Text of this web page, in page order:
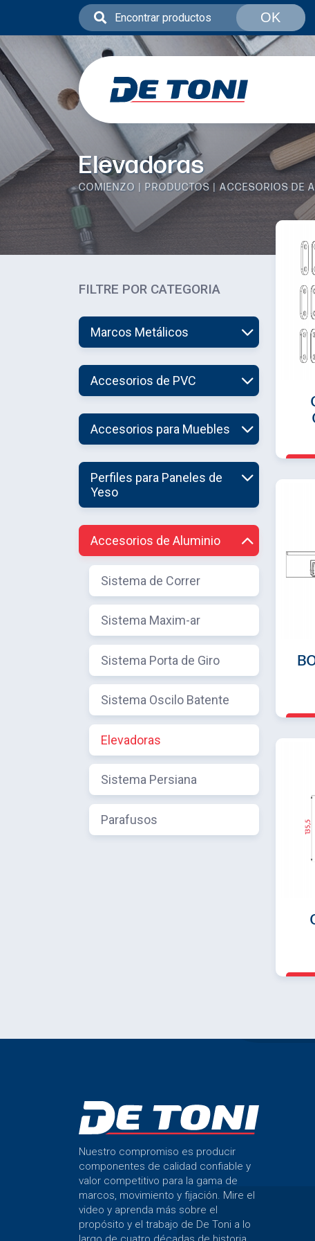
OK
Elevadoras
COMIENZO PRODUCTOS ACCESORIOS DE
FILTRE POR CATEGORIA
Marcos Metálicos
Accesorios de PVC
Accesorios para Muebles
Perfiles para Paneles de
Yeso
Accesorios de Aluminio
Sistema de Correr
Sistema Maxim-ar
Sistema Porta de Giro
Sistema Oscilo Batente
Elevadoras
Sistema Persiana
Parafusos
Nuestro compromiso es producir
componentes de calidad confiable y
valor competitivo para la gama de
marcos, movimiento y fijación. Mire el
video y aprenda más sobre el
propósito y el trabajo de De Toni a lo